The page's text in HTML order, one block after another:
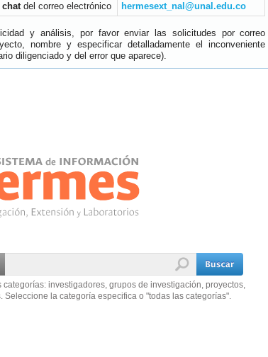
chatdel correo electrónico hermesext_nal@unal.edu.co
y análisis, por favor enviar las solicitudes por correo
nombre y especificar detalladamente el inconveniente
diligenciado y del error que aparece).
investigadores, grupos de investigación, proyectos,
Seleccione la categoría especifica o "todas las categorías".